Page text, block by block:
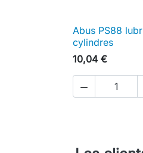

Abus PS88
cylindres
10,04 €
